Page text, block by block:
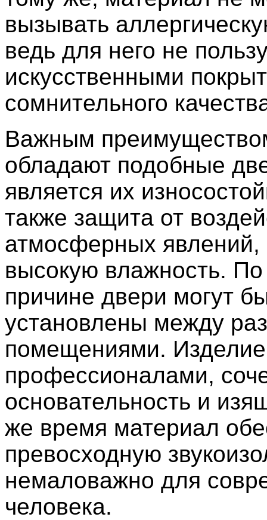
вызывать
ведь для него не
искусственными
сомнительного
Важным
обладают подобные
является их
также защита от
атмосферных явлений,
высокую влажность. По
причине двери могут
установлены между
помещениями.
профессионалами,
основательность и
же время материал
превосходную
немаловажно для
человека.